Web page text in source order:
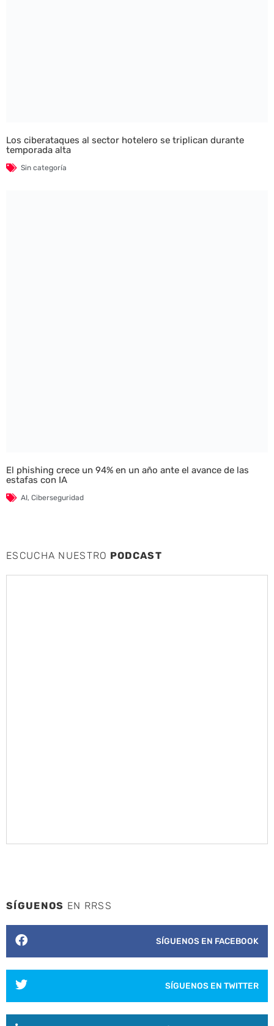
Los ciberataques al sector hotelero se triplican durante
temporada alta
Sin categoría
El phishing crece un 94% en un año ante el avance de las
estafas con IA
AI, Ciberseguridad
ESCUCHA NUESTRO PODCAST
SÍGUENOS EN RRSS
SÍGUENOS EN FACEBOOK
SÍGUENOS EN TWITTER